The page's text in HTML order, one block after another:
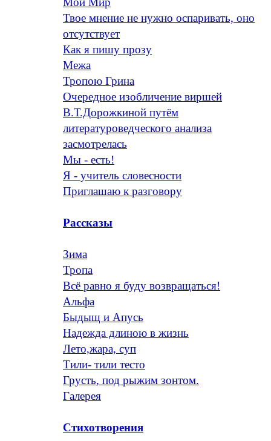
Твое мнение не нужно оспаривать, оно
отсутствует
Как я пишу прозу
Межа
Тропою Грина
Очередное изобличение виршей
В.Т.Дорожкиной путём
литературоведческого анализа
засмотрелась
Мы - есть!
Я - учитель словесности
Приглашаю к разговору
Рассказы
Зима
Тропа
Всё равно я буду возвращаться!
Альфа
Быдыщ и Апусь
Надежда длиною в жизнь
Лето,жара, суп
Тили- тили тесто
Грусть, под рыжим зонтом.
Галерея
Стихотворения